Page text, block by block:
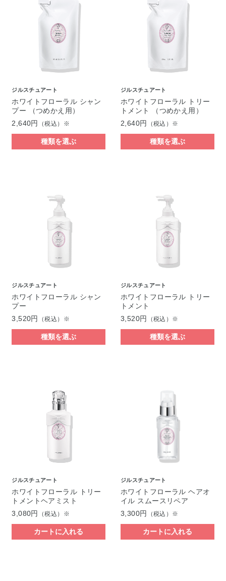
ジルスチュアート
ホワイトフローラル シャン
プー （つめかえ用）
2,640円
（税込）※
種類を選ぶ
ジルスチュアート
ホワイトフローラル トリー
トメント （つめかえ用）
2,640円
（税込）※
種類を選ぶ
ジルスチュアート
ホワイトフローラル シャン
プー
3,520円
（税込）※
種類を選ぶ
ジルスチュアート
ホワイトフローラル トリー
トメント
3,520円
（税込）※
種類を選ぶ
ジルスチュアート
ホワイトフローラル トリー
トメントヘアミスト
3,080円
（税込）※
カートに入れる
ジルスチュアート
ホワイトフローラル ヘアオ
イル スムースリペア
3,300円
（税込）※
カートに入れる